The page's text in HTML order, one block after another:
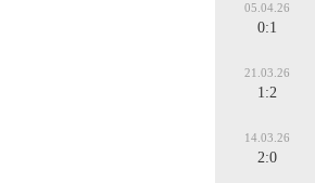
05.04.26
0:1
21.03.26
1:2
14.03.26
2:0